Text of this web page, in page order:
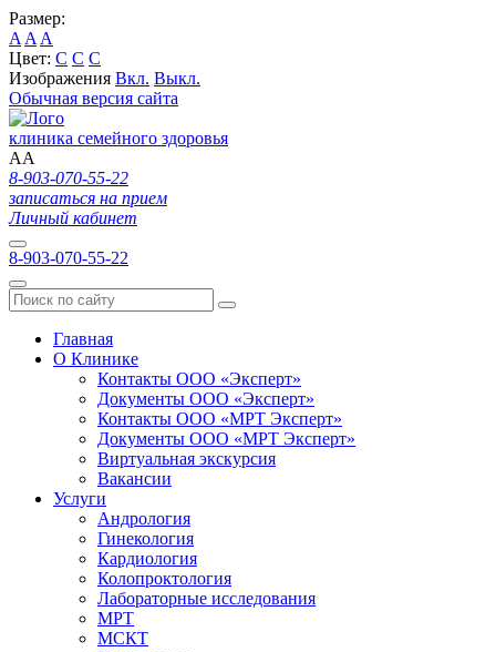
Размер:
A A A
Цвет: C C C
Изображения Вкл. Выкл.
Обычная версия сайта
клиника семейного здоровья
AA
8-903-070-55-22
записаться на прием
Личный кабинет
8-903-070-55-22
Главная
О Клинике
Контакты ООО «Эксперт»
Документы ООО «Эксперт»
Контакты ООО «МРТ Эксперт»
Документы ООО «МРТ Эксперт»
Виртуальная экскурсия
Вакансии
Услуги
Андрология
Гинекология
Кардиология
Колопроктология
Лабораторные исследования
МРТ
МСКТ